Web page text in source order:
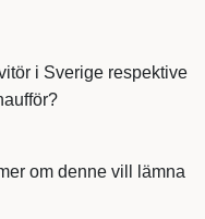
i Sverige respektive
om denne vill lämna